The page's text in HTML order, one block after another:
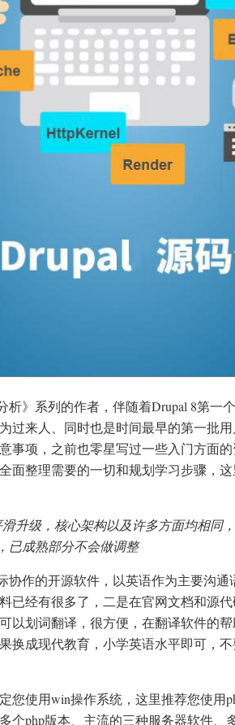
析》系列的作者，伴随着Drupal 8第一
过来人、同时也是时间最早的第一批
事项，之前也零星写过一些入门方面
面整理需要的一切和规划学习步骤，
升级，核心架构以及许多方面均相同
已成熟部分不会做调整
协作的开源软件，以英语作为主要沟
已经有很多了，二是在官网文档和源
以划词翻译，很方便，在翻译软件的
换成现代教育，小学英语水平即可，
您使用win操作系统，这里推荐您使用
个php版本、主流的三种服务器软件、